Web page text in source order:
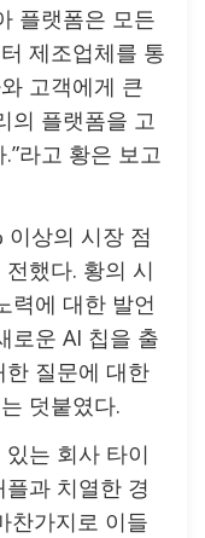
플랫폼은 모든
제조업체를 통
고객에게 큰
의 플랫폼을 고
라고 황은 보고
이상의 시장 점
했다. 황의 시
력에 대한 발언
로운 AI 칩을 출
질문에 대한
덧붙였다.
는 회사 타이
과 치열한 경
찬가지로 이들